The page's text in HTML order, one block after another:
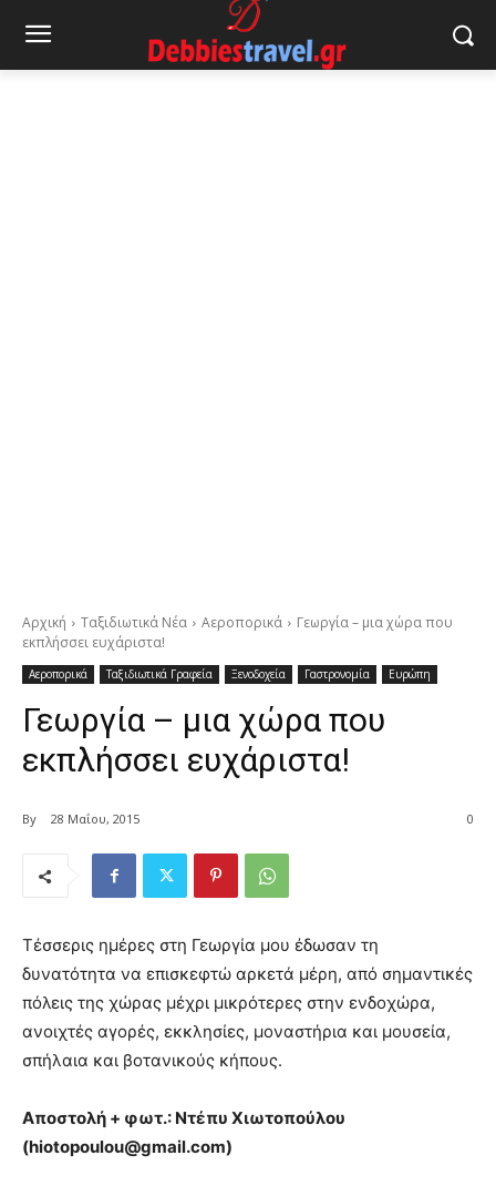
Αρχική Ταξιδιωτικά Νέα Αεροπορικά
Γεωργία – μια χώρα που
εκπλήσσει ευχάριστα!
Αεροπορικά Ταξιδιωτικά Γραφεία Ξενοδοχεία Γαστρονομία Ευρώπη
Γεωργία – μια χώρα που
εκπλήσσει ευχάριστα!
By 28 Μαΐου, 2015 0
Τέσσερις ημέρες στη Γεωργία μου έδωσαν τη
δυνατότητα να επισκεφτώ αρκετά μέρη, από σημαντικές
πόλεις της χώρας μέχρι μικρότερες στην ενδοχώρα,
ανοιχτές αγορές, εκκλησίες, μοναστήρια και μουσεία,
σπήλαια και βοτανικούς κήπους.
Αποστολή + φωτ.: Ντέπυ Χιωτοπούλου
(hiotopoulou@gmail.com)